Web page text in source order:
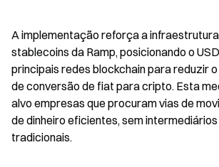
A implementação reforça a
stablecoins da Ramp, posicionando o
principais redes blockchain para reduzir
de conversão de fiat para cripto. Esta
alvo empresas que procuram vias de
de dinheiro eficientes, sem
tradicionais.